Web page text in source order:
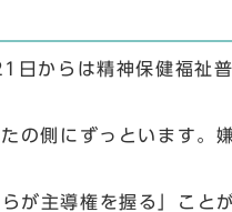
からは精神保健福祉
の側にずっといます。
が主導権を握る」こと